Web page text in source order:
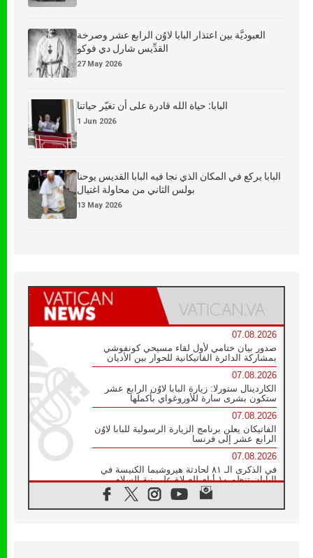
العبوديَّة بين اعتذار البابا لاوُن الرابع عشر وصرخة
القدِّيس شارل دي فوكو
27 May 2026
البابا: حياة الله قادرة على أن تغيّر حياتنا
1 Jun 2026
البابا يركع في المكان الذي نجا فيه البابا القديس يوحنا
بولس الثاني من محاولة اغتيال
13 May 2026
07.08.2026
صدور بيان ختامي لأول لقاء مسيحي كونفوشي
بمشاركة الدائرة الفاتيكانية للحوار بين الأديان
07.08.2026
الكاردينال ستورلا: زيارة البابا لاوُن الرابع عشر
ستكون بشرى سارة للأوروغواي بأكملها
07.08.2026
الفاتيكان يعلن برنامج الزيارة الرسولية للبابا لاوُن
الرابع عشر إلى فرنسا
07.08.2026
في الذكرى الـ ٨١ لحادثة هيروشيما الكنيسة في
اليابان تنظم ١٠ أيام للصلاة على نية السلام
الكنيسة في الأوروغواي: زيارة البابا ستعزز